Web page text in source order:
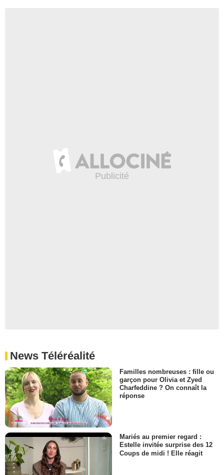
News Téléréalité
Familles nombreuses : fille ou
garçon pour Olivia et Zyed
Charfeddine ? On connaît la
réponse
Mariés au premier regard :
Estelle invitée surprise des 12
Coups de midi ! Elle réagit